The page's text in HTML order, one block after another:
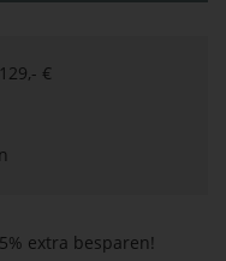
€
extra besparen!